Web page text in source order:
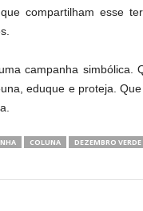
compartilham esse
campanha simbólica.
eduque e proteja.
COLUNA DEZEMBRO VERDE